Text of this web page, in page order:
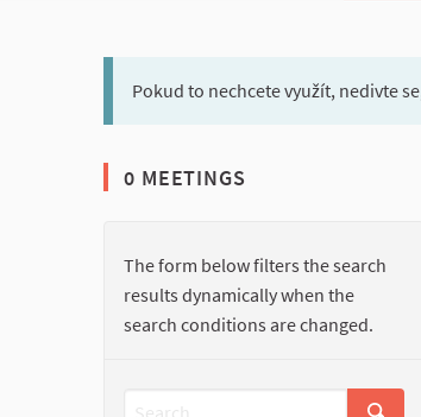
Pokud to nechcete využít, nedivte
0 MEETINGS
The form below filters the search
results dynamically when the
search conditions are changed.